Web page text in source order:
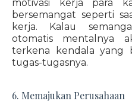
motivasi kerja para
bersemangat seperti
kerja. Kalau
otomatis mentalnya
terkena kendala yang
tugas-tugasnya.
6. Memajukan Perusahaan